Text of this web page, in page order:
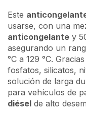
Este
usarse, con una
anticongelante y
asegurando un
°C a 129 °C.
fosfatos, silicatos,
solución de larga
para vehículos de
diésel de alto